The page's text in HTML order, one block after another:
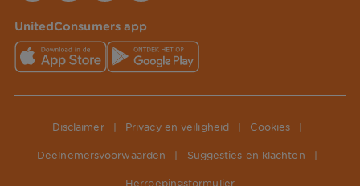
UnitedConsumers app
Disclaimer Privacy en veiligheid Cookies
Deelnemersvoorwaarden Suggesties en klachten
Herroepingsformulier